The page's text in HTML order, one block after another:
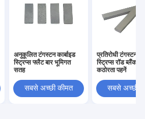
अनुकूलित टंगस्टन कार्बाइड
स्ट्रिप्स फ्लैट बार भूमिगत
सतह
सबसे अच्छी कीमत
प्रतिरोधी टंगस्टन
स्ट्रिप्स रॉड ब्लैंक
कठोरता पहनें
सबसे अच्छी